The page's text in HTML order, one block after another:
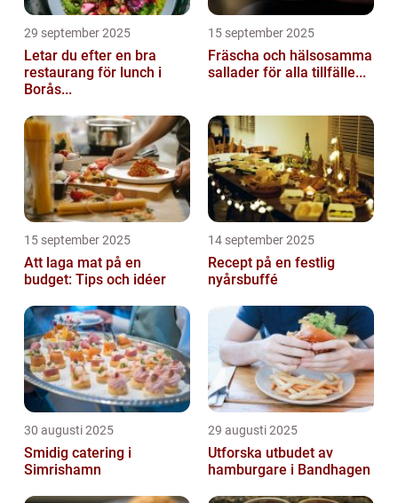
29 september 2025
Letar du efter en bra
restaurang för lunch i
Borås...
15 september 2025
Fräscha och hälsosamma
sallader för alla tillfälle...
15 september 2025
Att laga mat på en
budget: Tips och idéer
14 september 2025
Recept på en festlig
nyårsbuffé
30 augusti 2025
Smidig catering i
Simrishamn
29 augusti 2025
Utforska utbudet av
hamburgare i Bandhagen